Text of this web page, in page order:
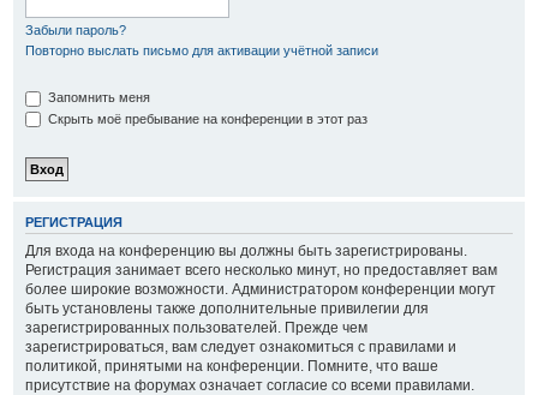
Забыли пароль?
Повторно выслать письмо для активации учётной записи
Запомнить меня
Скрыть моё пребывание на конференции в этот раз
РЕГИСТРАЦИЯ
Для входа на конференцию вы должны быть зарегистрированы.
Регистрация занимает всего несколько минут, но предоставляет вам
более широкие возможности. Администратором конференции могут
быть установлены также дополнительные привилегии для
зарегистрированных пользователей. Прежде чем
зарегистрироваться, вам следует ознакомиться с правилами и
политикой, принятыми на конференции. Помните, что ваше
присутствие на форумах означает согласие со всеми правилами.